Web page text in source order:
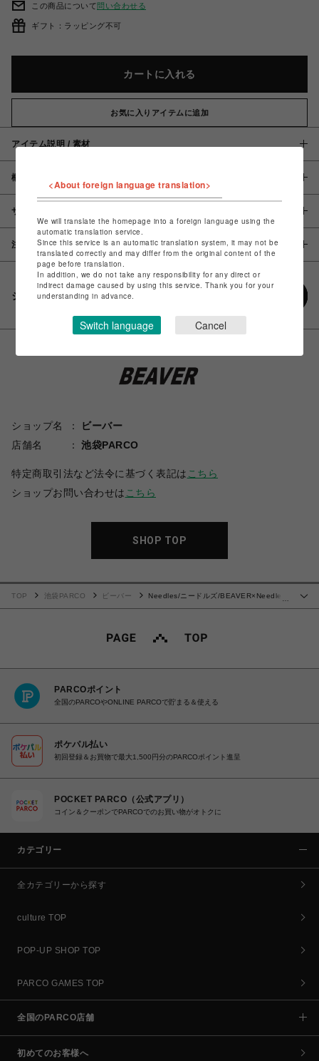
この商品について問い合わせる
ギフト：ラッピング不可
カートに入れる
お気に入りアイテムに追加
アイテム説明 / 素材
概要
サイズ
注意事項
シェアする
ショップ名
ビーバー
店舗名
池袋PARCO
特定商取引法など法令に基づく表記は こちら
ショップお問い合わせは こちら
SHOP TOP
TOP 池袋PARCO ビーバー
Needles/ニードルズ/BEAVER×Needles
PARCOポイント
全国のPARCOやONLINE PARCOで貯まる＆使える
ポケパル払い
初回登録＆お買物で最大1,500円分のPARCOポイント進呈
POCKET PARCO（公式アプリ）
コイン＆クーポンでPARCOでのお買い物がオトクに
カテゴリー
全カテゴリーから探す
culture TOP
POP-UP SHOP TOP
PARCO GAMES TOP
全国のPARCO店舗
初めてのお客様へ
<About foreign language translation>
We will translate the homepage into a foreign language using the
automatic translation service.
Since this service is an automatic translation system, it may not be
translated correctly and may differ from the original content of the
page before translation.
In addition, we do not take any responsibility for any direct or
indirect damage caused by using this service. Thank you for your
understanding in advance.
Switch language Cancel